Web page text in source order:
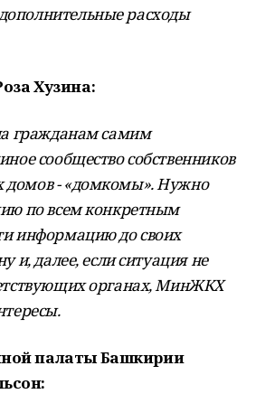
расходы
Хузина:
гражданам самим
сообщество собственников
домов - «домкомы». Нужно
по всем конкретным
информацию до своих
и, далее, если ситуация не
органах, МинЖКХ
палаты Башкирии